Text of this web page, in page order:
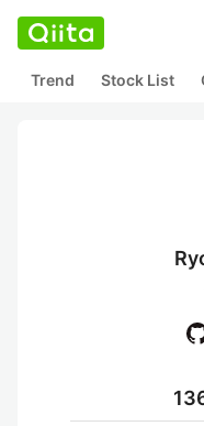
Trend Stock List